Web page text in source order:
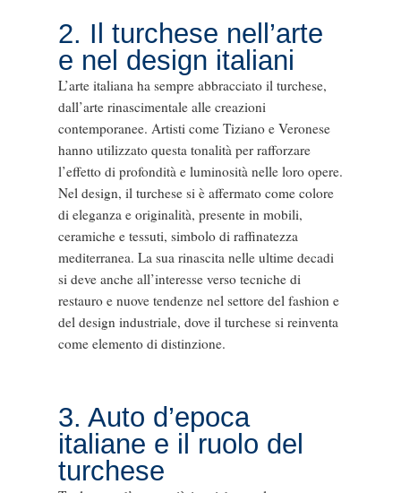
2. Il turchese nell’arte
e nel design italiani
L’arte italiana ha sempre abbracciato il turchese,
dall’arte rinascimentale alle creazioni
contemporanee. Artisti come Tiziano e Veronese
hanno utilizzato questa tonalità per rafforzare
l’effetto di profondità e luminosità nelle loro opere.
Nel design, il turchese si è affermato come colore
di eleganza e originalità, presente in mobili,
ceramiche e tessuti, simbolo di raffinatezza
mediterranea. La sua rinascita nelle ultime decadi
si deve anche all’interesse verso tecniche di
restauro e nuove tendenze nel settore del fashion e
del design industriale, dove il turchese si reinventa
come elemento di distinzione.
3. Auto d’epoca
italiane e il ruolo del
turchese